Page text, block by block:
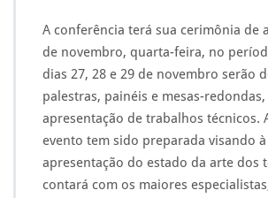
A conferência terá sua cerimônia de
de novembro, quarta-feira, no
dias 27, 28 e 29 de novembro serão
palestras, painéis e mesas-
apresentação de trabalhos técnicos.
evento tem sido preparada visando
apresentação do estado da arte dos
contará com os maiores